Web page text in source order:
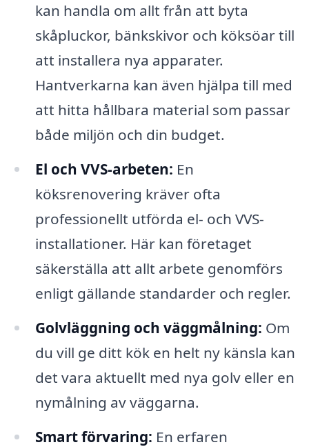
kan handla om allt från att byta
skåpluckor, bänkskivor och köksöar till
att installera nya apparater.
Hantverkarna kan även hjälpa till med
att hitta hållbara material som passar
både miljön och din budget.
El och VVS-arbeten: En
köksrenovering kräver ofta
professionellt utförda el- och VVS-
installationer. Här kan företaget
säkerställa att allt arbete genomförs
enligt gällande standarder och regler.
Golvläggning och väggmålning: Om
du vill ge ditt kök en helt ny känsla kan
det vara aktuellt med nya golv eller en
nymålning av väggarna.
Smart förvaring: En erfaren